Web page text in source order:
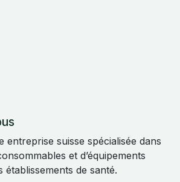
entreprise suisse spécialisée dans
et d’équipements
établissements de santé.